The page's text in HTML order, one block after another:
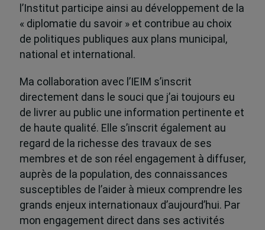
l’Institut participe ainsi au développement de la
« diplomatie du savoir » et contribue au choix
de politiques publiques aux plans municipal,
national et international.
Ma collaboration avec l’IEIM s’inscrit
directement dans le souci que j’ai toujours eu
de livrer au public une information pertinente et
de haute qualité. Elle s’inscrit également au
regard de la richesse des travaux de ses
membres et de son réel engagement à diffuser,
auprès de la population, des connaissances
susceptibles de l’aider à mieux comprendre les
grands enjeux internationaux d’aujourd’hui. Par
mon engagement direct dans ses activités